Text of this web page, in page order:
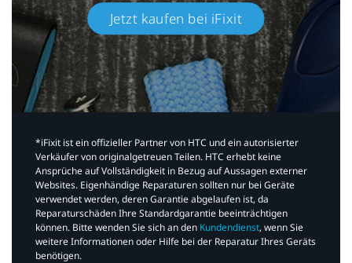
Jetzt kaufen bei iFixit​
*iFixit ist ein offizieller Partner von HTC und ein autorisierter
Verkäufer von originalgetreuen Teilen. HTC erhebt keine
Ansprüche auf Vollständigkeit in Bezug auf Aussagen externer
Websites. Eigenhändige Reparaturen sollten nur bei Geräte
verwendet werden, deren Garantie abgelaufen ist, da
Reparaturschäden Ihre Standardgarantie beeinträchtigen
können. Bitte wenden Sie sich an den Kundendienst, wenn Sie
weitere Informationen oder Hilfe bei der Reparatur Ihres Geräts
benötigen.​